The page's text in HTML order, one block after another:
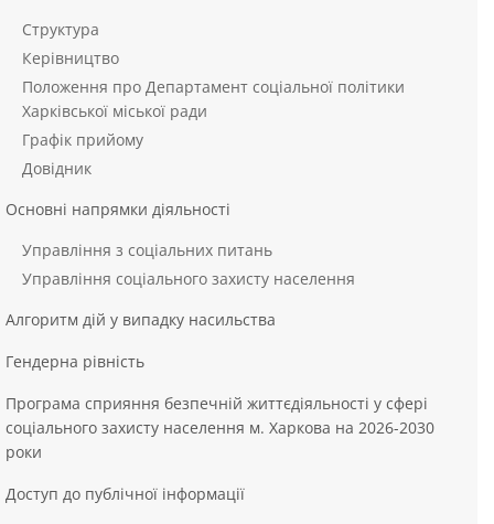
Структура
Керівництво
Положення про Департамент соціальної політики
Харківської міської ради
Графік прийому
Довідник
Основні напрямки діяльності
Управління з соціальних питань
Управління соціального захисту населення
Алгоритм дій у випадку насильства
Гендерна рівність
Програма сприяння безпечній життєдіяльності у сфері
соціального захисту населення м. Харкова на 2026-2030
роки
Доступ до публічної інформації